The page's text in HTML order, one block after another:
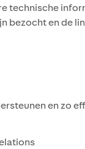
technische
bezocht en de
en zo